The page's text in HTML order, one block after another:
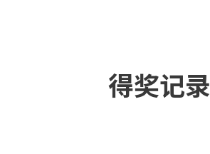
得奖记录